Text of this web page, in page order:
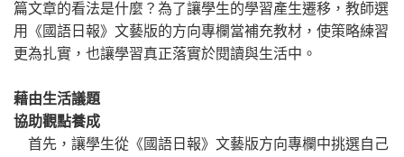
篇文章的看法是什麼？為了讓學生的學習產生遷移，教師選
用《國語日報》文藝版的方向專欄當補充教材，使策略練習
更為扎實，也讓學習真正落實於閱讀與生活中。
藉由生活議題
協助觀點養成
首先，讓學生從《國語日報》文藝版方向專欄中挑選自己